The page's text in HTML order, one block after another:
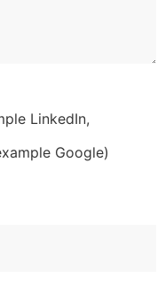
LinkedIn,
Google)